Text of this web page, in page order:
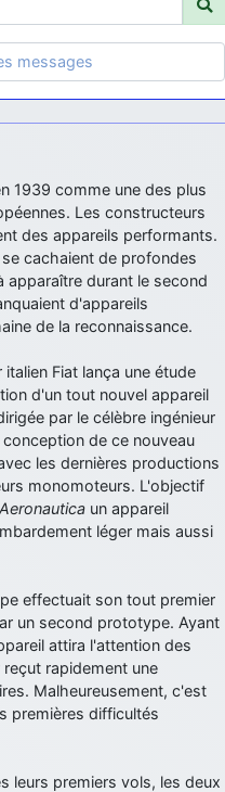
d'arriver il y a quelques
noms qu'aujourd'hui
espérantque ces
auront plu ; Agur…
étaient-ils présent au
année 2026 à tous et
voeux à tous pour
pour cette nouvelle
de souhaiter un Joyeux Noël
rares lycées militaires
ne peut pas faire de mal !
voire après une prépa
un élève de première
je savoir que faire après
officier de l'armée de l'air?
.mais nous aimerions avoir
de l'air de la haute -volta
bien les pieds, j’avoue
messages
1939 comme une des plus
Les constructeurs
des appareils performants.
cachaient de profondes
apparaître durant le second
d'appareils
de la reconnaissance.
Fiat lança une étude
d'un tout nouvel appareil
par le célèbre ingénieur
de ce nouveau
les dernières productions
monomoteurs. L'objectif
un appareil
léger mais aussi
effectuait son tout premier
un second prototype. Ayant
attira l'attention des
rapidement une
Malheureusement, c'est
premières difficultés
leurs premiers vols, les deux